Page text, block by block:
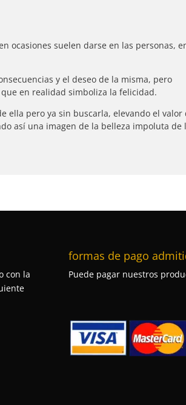
ocasiones suelen darse en las personas,
y el deseo de la misma, pero
en realidad simboliza la felicidad.
ella pero ya sin buscarla, elevando el valor
así una imagen de la belleza impoluta de
con la
formas de pago
Puede pagar nuestros